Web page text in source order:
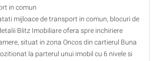
in comun
mijloace de transport in comun, blocuri de
Blitz Imobiliare ofera spre inchiriere
situat in zona Oncos din cartierul Buna
la parterul unui imobil cu 6 nivele si